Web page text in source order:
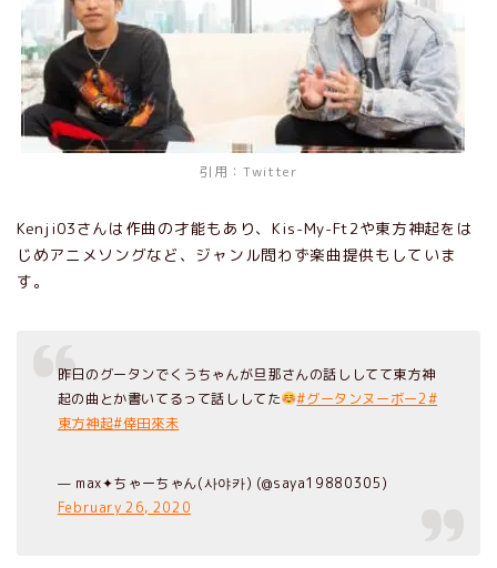
引用：Twitter
Kenji03さんは作曲の才能もあり、Kis-My-Ft2や東方神起をは
じめアニメソングなど、ジャンル問わず楽曲提供もしていま
す。
昨日のグータンでくうちゃんが旦那さんの話ししてて東方神
起の曲とか書いてるって話ししてた
#グータンヌーボー2#
東方神起#倖田來未
— max✦ちゃーちゃん(사야카) (@saya19880305)
February 26, 2020